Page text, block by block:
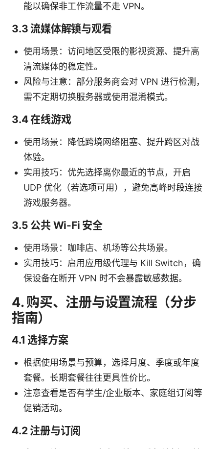
能以确保非工作流量不走 VPN。
3.3 流媒体解锁与观看
使用场景：访问地区受限的影视资源、提升高
清流媒体的稳定性。
风险与注意：部分服务商会对 VPN 进行检测，
需不定期切换服务器或使用混淆模式。
3.4 在线游戏
使用场景：降低跨境网络阻塞、提升跨区对战
体验。
实用技巧：优先选择离你最近的节点，开启
UDP 优化（若选项可用），避免高峰时段连接
游戏服务器。
3.5 公共 Wi-Fi 安全
使用场景：咖啡店、机场等公共场景。
实用技巧：启用应用级代理与 Kill Switch，确
保设备在断开 VPN 时不会暴露敏感数据。
4. 购买、注册与设置流程（分步
指南）
4.1 选择方案
根据使用场景与预算，选择月度、季度或年度
套餐。长期套餐往往更具性价比。
注意查看是否有学生/企业版本、家庭组订阅等
促销活动。
4.2 注册与订阅